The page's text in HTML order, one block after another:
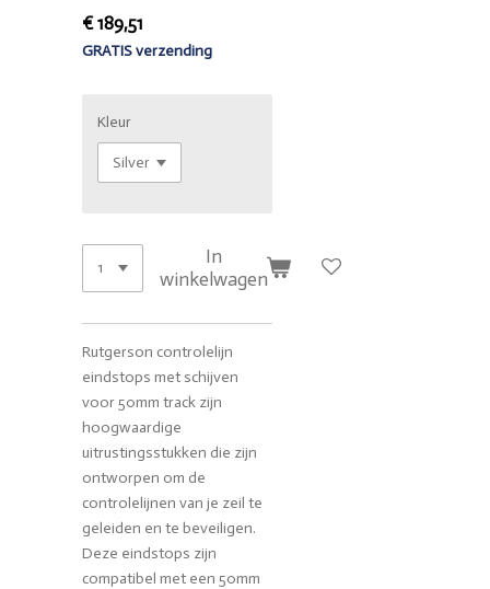
€ 189,51
GRATIS verzending
Kleur
In
winkelwagen
Rutgerson controlelijn
eindstops met schijven
voor 50mm track zijn
hoogwaardige
uitrustingsstukken die zijn
ontworpen om de
controlelijnen van je zeil te
geleiden en te beveiligen.
Deze eindstops zijn
compatibel met een 50mm